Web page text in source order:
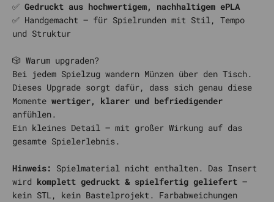
✅ Gedruckt aus hochwertigem, nachhaltigem ePLA
✅ Handgemacht – für Spielrunden mit Stil, Tempo
und Struktur
🎲 Warum upgraden?
Bei jedem Spielzug wandern Münzen über den Tisch.
Dieses Upgrade sorgt dafür, dass sich genau diese
Momente wertiger, klarer und befriedigender
anfühlen.
Ein kleines Detail – mit großer Wirkung auf das
gesamte Spielerlebnis.
Hinweis: Spielmaterial nicht enthalten. Das Insert
wird komplett gedruckt & spielfertig geliefert –
kein STL, kein Bastelprojekt. Farbabweichungen